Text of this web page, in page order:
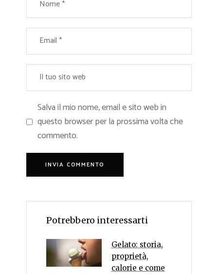
Salva il mio nome, email e sito web in
questo browser per la prossima volta che
commento.
Potrebbero interessarti
Gelato: storia,
proprietà,
calorie e come